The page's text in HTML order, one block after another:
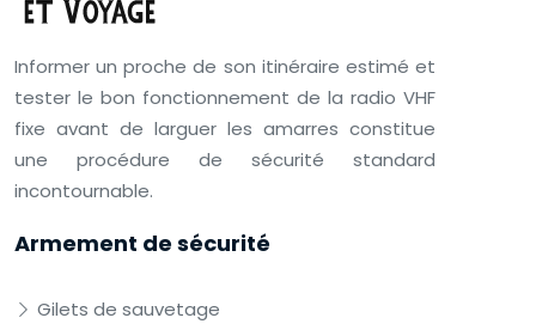
Informer un proche de son itinéraire estimé et
tester le bon fonctionnement de la radio VHF
fixe avant de larguer les amarres constitue
une procédure de sécurité standard
incontournable.
Armement de sécurité
Gilets de sauvetage